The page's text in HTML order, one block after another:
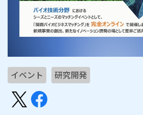
イベント 研究開発